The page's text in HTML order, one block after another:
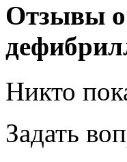
Отзывы о
Никто
Задать